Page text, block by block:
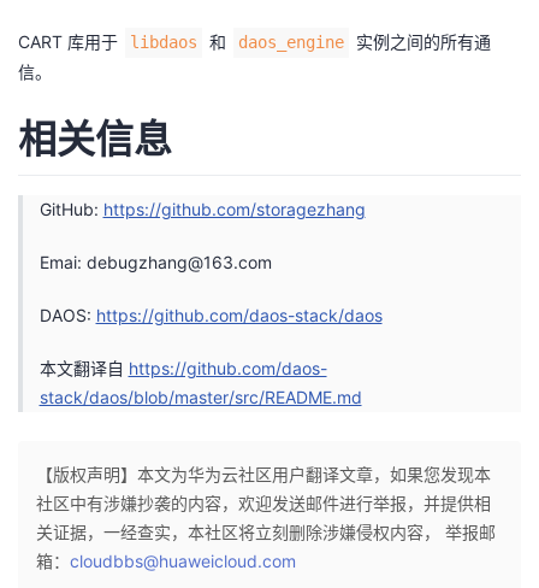
发
学
堂
课
的
证
我
实
验
的
收
Programs
的
持
我
术
持
云
建
议
CART 库用于 libdaos 和 daos_engine
实例之间的所有通
信。
相关信息
GitHub: https://github.com/storagezhang
Emai: debugzhang@163.com
DAOS: https://github.com/daos-stack/daos
本文翻译自 https://github.com/daos-
stack/daos/blob/master/src/README.md
【版权声明】本文为华为云社区用户翻译文章，如果您发现本
社区中有涉嫌抄袭的内容，欢迎发送邮件进行举报，并提供相
关证据，一经查实，本社区将立刻删除涉嫌侵权内容， 举报邮
箱： cloudbbs@huaweicloud.com